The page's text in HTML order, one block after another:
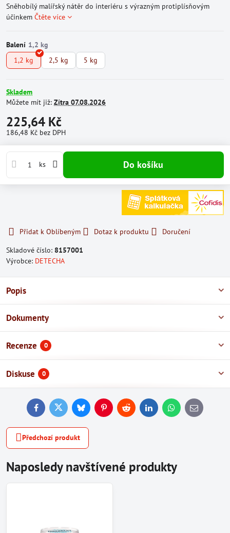
Sněhobílý malířský nátěr do interiéru s výrazným protiplísňovým
účinkem Čtěte více
Balení
1,2 kg
2,5 kg 5 kg
Skladem
Můžete mít již: Zítra 07.08.2026
225,64 Kč
186,48 Kč bez DPH
ks Do košíku
Přidat k Oblíbeným Dotaz k produktu
Doručení
Skladové číslo: 8157001
Výrobce: DETECHA
Popis
Dokumenty
Recenze 0
Diskuse 0
FacebookTwitterBlueskyPinterestReddit LinkedInWhatsApp
E-
mail
Předchozí produkt
Naposledy navštívené produkty